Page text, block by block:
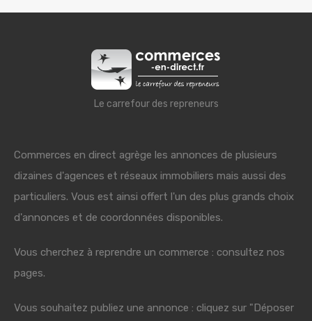
Le carrefour des repreneurs
Commerces en direct agrège les annonces de plusieurs
dizaines d'agences et réseaux immobiliers mais aussi des
particuliers. Vous est ainsi offert l'un des plus grands choix
d'annonces et de coordonnées disponibles.
Vous cherchez à reprendre un commerce : consultez nos
pages.
Vous souhaitez publiez une annonce : cliquez sur "Déposer